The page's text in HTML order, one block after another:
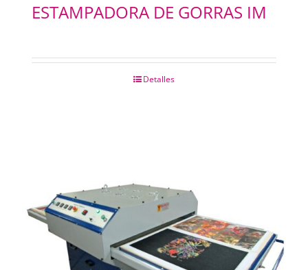
ESTAMPADORA DE GORRAS IM
Detalles